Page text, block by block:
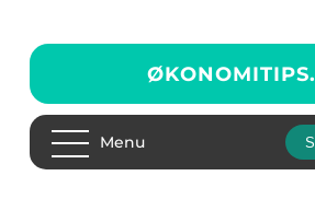
ØKONOMITIPS.
Menu